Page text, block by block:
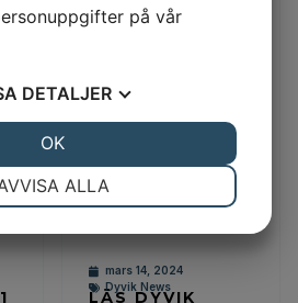
mars 14, 2024
Dyvik News
LÄS DYVIK
på vår
DETALJER
ALLA
OK